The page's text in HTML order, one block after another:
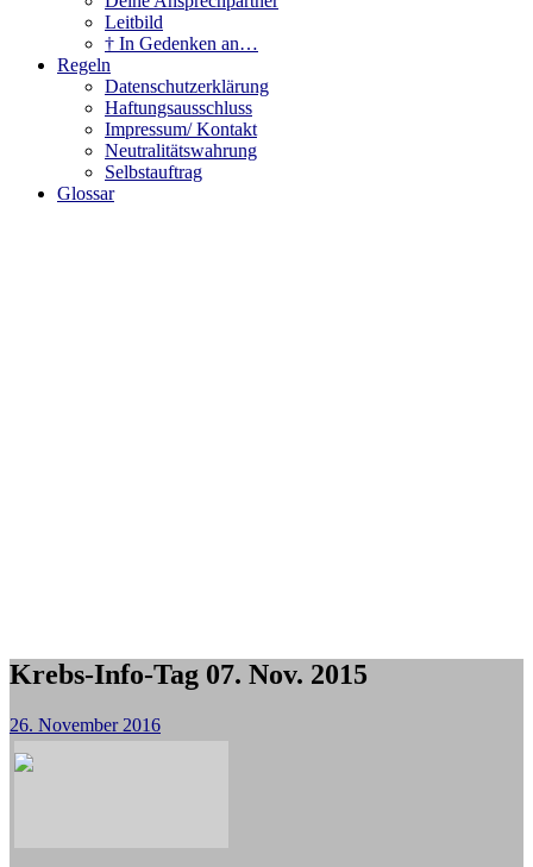
Leitbild
† In Gedenken an…
Regeln
Datenschutzerklärung
Haftungsausschluss
Impressum/ Kontakt
Neutralitätswahrung
Selbstauftrag
Glossar
Krebs-Info-Tag 07. Nov. 2015
26. November 2016